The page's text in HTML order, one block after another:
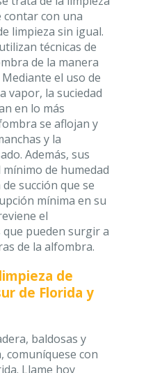
contar con una
limpieza sin igual.
técnicas de
de la manera
el uso de
vapor, la suciedad
en lo más
se aflojan y
y la
Además, sus
de humedad
succión que se
mínima en su
el
pueden surgir a
de la alfombra.
de
de Florida y
baldosas y
comuníquese con
Llame hoy